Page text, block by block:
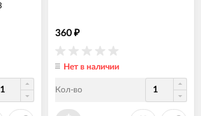
360 ₽
Нет в наличии
Кол-во